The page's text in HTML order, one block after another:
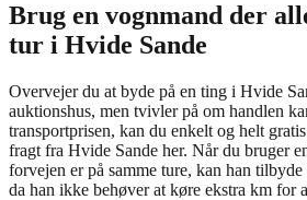
Brug en vognmand der
tur i Hvide Sande
Overvejer du at byde på en ting i Hvide
auktionshus, men tvivler på om handlen
transportprisen, kan du enkelt og helt
fragt fra Hvide Sande her. Når du bruger
forvejen er på samme ture, kan han
da han ikke behøver at køre ekstra km for